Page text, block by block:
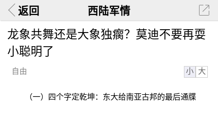
返回 西陆军情
龙象共舞还是大象独瘸？莫迪不要再耍
小聪明了
自由 小 大
（一）四个字定乾坤：东大给南亚古邦的最后通牒